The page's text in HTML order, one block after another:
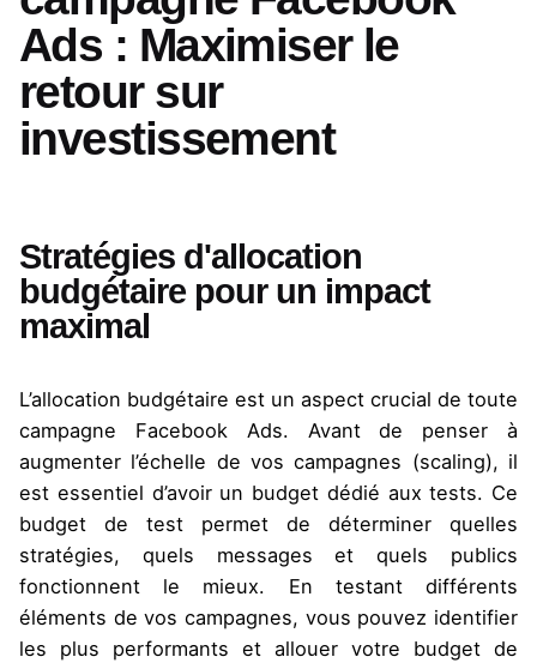
Ads : Maximiser le
retour sur
investissement
Stratégies d'allocation
budgétaire pour un impact
maximal
L’allocation budgétaire est un aspect crucial de toute
campagne Facebook Ads. Avant de penser à
augmenter l’échelle de vos campagnes (scaling), il
est essentiel d’avoir un budget dédié aux tests. Ce
budget de test permet de déterminer quelles
stratégies, quels messages et quels publics
fonctionnent le mieux. En testant différents
éléments de vos campagnes, vous pouvez identifier
les plus performants et allouer votre budget de